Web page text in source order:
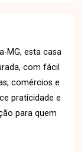
MG, esta casa
com fácil
comércios e
praticidade e
para quem